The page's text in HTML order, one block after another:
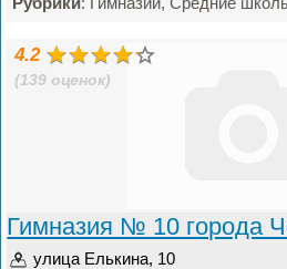
4.2
(139 оценок)
Гимназия № 10 города
улица Елькина, 10